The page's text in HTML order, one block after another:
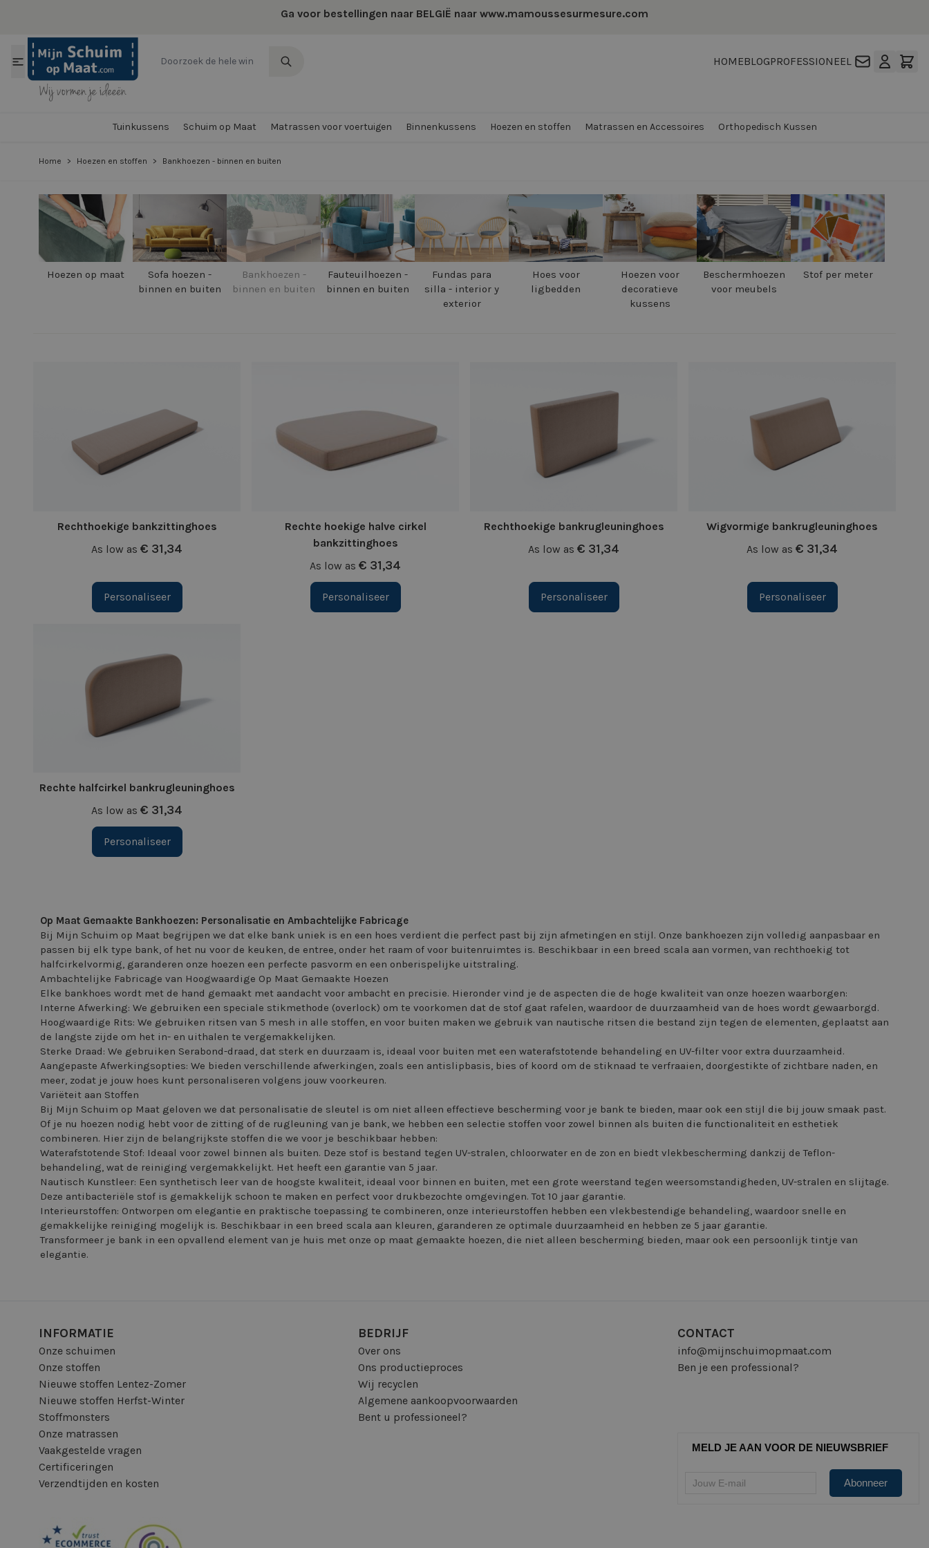
HOMEBLOGPROFESSIONEEL
Tuinkussens Schuim op Maat Matrassen voor voertuigen Binnenkussens Hoezen en stoffen Matrassen en Accessoires Orthopedisch Kussen
Home > Hoezen en stoffen > Bankhoezen - binnen en buiten
Hoezen op maat
Sofa hoezen -
binnen en buiten
Bankhoezen -
binnen en buiten
Fauteuilhoezen -
binnen en buiten
Fundas para
silla - interior y
exterior
Hoes voor
ligbedden
Hoezen voor
decoratieve
kussens
Beschermhoezen
voor meubels
Stof per meter
Ga voor bestellingen naar BELGIË naar www.mamoussesurmesure.com
Rechthoekige bankzittinghoes
As low as € 31,34
Personaliseer
Rechte hoekige halve cirkel
bankzittinghoes
As low as € 31,34
Personaliseer
Rechthoekige bankrugleuninghoes
As low as € 31,34
Personaliseer
Wigvormige bankrugleuninghoes
As low as € 31,34
Personaliseer
Rechte halfcirkel bankrugleuninghoes
As low as € 31,34
Personaliseer
Op Maat Gemaakte Bankhoezen: Personalisatie en Ambachtelijke Fabricage
Bij Mijn Schuim op Maat begrijpen we dat elke bank uniek is en een hoes verdient die perfect past bij zijn afmetingen en stijl. Onze bankhoezen zijn volledig aanpasbaar en
passen bij elk type bank, of het nu voor de keuken, de entree, onder het raam of voor buitenruimtes is. Beschikbaar in een breed scala aan vormen, van rechthoekig tot
halfcirkelvormig, garanderen onze hoezen een perfecte pasvorm en een onberispelijke uitstraling.
Ambachtelijke Fabricage van Hoogwaardige Op Maat Gemaakte Hoezen
Elke bankhoes wordt met de hand gemaakt met aandacht voor ambacht en precisie. Hieronder vind je de aspecten die de hoge kwaliteit van onze hoezen waarborgen:
Interne Afwerking: We gebruiken een speciale stikmethode (overlock) om te voorkomen dat de stof gaat rafelen, waardoor de duurzaamheid van de hoes wordt gewaarborgd.
Hoogwaardige Rits: We gebruiken ritsen van 5 mesh in alle stoffen, en voor buiten maken we gebruik van nautische ritsen die bestand zijn tegen de elementen, geplaatst aan
de langste zijde om het in- en uithalen te vergemakkelijken.
Sterke Draad: We gebruiken Serabond-draad, dat sterk en duurzaam is, ideaal voor buiten met een waterafstotende behandeling en UV-filter voor extra duurzaamheid.
Aangepaste Afwerkingsopties: We bieden verschillende afwerkingen, zoals een antislipbasis, bies of koord om de stiknaad te verfraaien, doorgestikte of zichtbare naden, en
meer, zodat je jouw hoes kunt personaliseren volgens jouw voorkeuren.
Variëteit aan Stoffen
Bij Mijn Schuim op Maat geloven we dat personalisatie de sleutel is om niet alleen effectieve bescherming voor je bank te bieden, maar ook een stijl die bij jouw smaak past.
Of je nu hoezen nodig hebt voor de zitting of de rugleuning van je bank, we hebben een selectie stoffen voor zowel binnen als buiten die functionaliteit en esthetiek
combineren. Hier zijn de belangrijkste stoffen die we voor je beschikbaar hebben:
Waterafstotende Stof: Ideaal voor zowel binnen als buiten. Deze stof is bestand tegen UV-stralen, chloorwater en de zon en biedt vlekbescherming dankzij de Teflon-
behandeling, wat de reiniging vergemakkelijkt. Het heeft een garantie van 5 jaar.
Nautisch Kunstleer: Een synthetisch leer van de hoogste kwaliteit, ideaal voor binnen en buiten, met een grote weerstand tegen weersomstandigheden, UV-stralen en slijtage.
Deze antibacteriële stof is gemakkelijk schoon te maken en perfect voor drukbezochte omgevingen. Tot 10 jaar garantie.
Interieurstoffen: Ontworpen om elegantie en praktische toepassing te combineren, onze interieurstoffen hebben een vlekbestendige behandeling, waardoor snelle en
gemakkelijke reiniging mogelijk is. Beschikbaar in een breed scala aan kleuren, garanderen ze optimale duurzaamheid en hebben ze 5 jaar garantie.
Transformeer je bank in een opvallend element van je huis met onze op maat gemaakte hoezen, die niet alleen bescherming bieden, maar ook een persoonlijk tintje van
elegantie.
INFORMATIE
Onze schuimen
Onze stoffen
Nieuwe stoffen Lentez-Zomer
Nieuwe stoffen Herfst-Winter
Stoffmonsters
Onze matrassen
Vaakgestelde vragen
Certificeringen
Verzendtijden en kosten
BEDRIJF
Over ons
Ons productieproces
Wij recyclen
Algemene aankoopvoorwaarden
Bent u professioneel?
CONTACT
info@mijnschuimopmaat.com
Ben je een professional?
MELD JE AAN VOOR DE NIEUWSBRIEF